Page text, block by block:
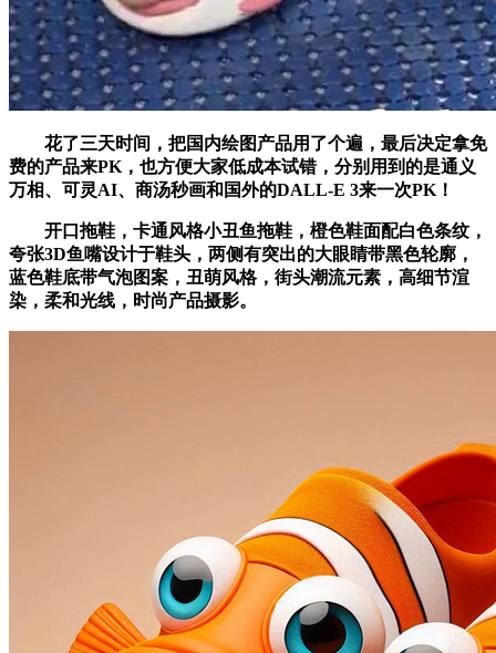
花了三天时间，把国内绘图产品用了个遍，最后决定拿免
费的产品来PK，也方便大家低成本试错，分别用到的是通义
万相、可灵AI、商汤秒画和国外的DALL-E 3来一次PK！
开口拖鞋，卡通风格小丑鱼拖鞋，橙色鞋面配白色条纹，
夸张3D鱼嘴设计于鞋头，两侧有突出的大眼睛带黑色轮廓，
蓝色鞋底带气泡图案，丑萌风格，街头潮流元素，高细节渲
染，柔和光线，时尚产品摄影。